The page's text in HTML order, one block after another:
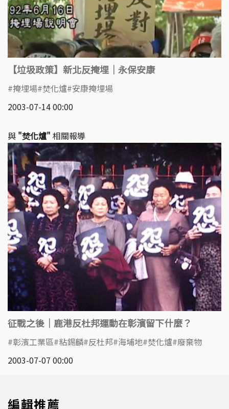
【垃圾政策】新北反掩埋｜永保安康
掩埋場 焚化爐 安康掩埋場
2003-07-14 00:00
與 "焚化爐" 相關報導
征戰之後｜鹿港反杜邦運動在彰濱留下什麼？
彰濱工業區 粘錫麟 反杜邦 海埔地 焚化爐 廢棄物
2003-07-07 00:00
編輯推薦